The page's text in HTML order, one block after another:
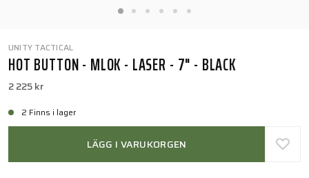
UNITY TACTICAL
HOT BUTTON - MLOK - LASER - 7" - BLACK
2 225 kr
2 Finns i lager
LÄGG I VARUKORGEN